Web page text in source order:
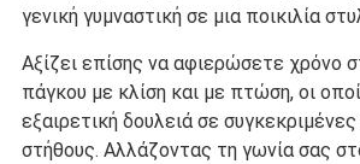
γενική γυμναστική σε μια ποικιλία
Αξίζει επίσης να αφιερώσετε χρόνο
πάγκου με κλίση και με πτώση, οι
εξαιρετική δουλειά σε
στήθους. Αλλάζοντας τη γωνία σας